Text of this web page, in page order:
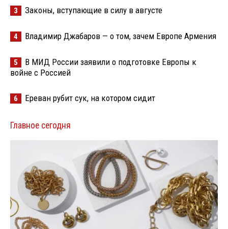
3 Законы, вступающие в силу в августе
4 Владимир Джабаров — о том, зачем Европе Армения
5
В МИД России заявили о подготовке Европы к
войне с Россией
6 Ереван рубит сук, на котором сидит
Главное сегодня